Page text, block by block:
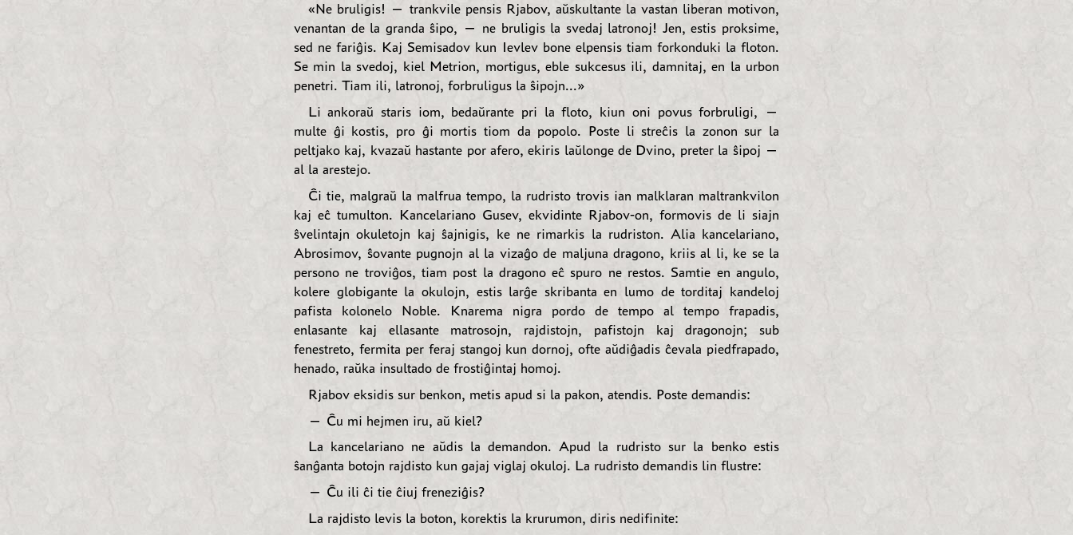
«Ne bruligis! — trankvile pensis Rjabov, aŭskultante la vastan liberan motivon,
venantan de la granda ŝipo, — ne bruligis la svedaj latronoj! Jen, estis proksime,
sed ne fariĝis. Kaj Semisadov kun Ievlev bone elpensis tiam forkonduki la floton.
Se min la svedoj, kiel Metrion, mortigus, eble sukcesus ili, damnitaj, en la urbon
penetri. Tiam ili, latronoj, forbruligus la ŝipojn...»
Li ankoraŭ staris iom, bedaŭrante pri la floto, kiun oni povus forbruligi, —
multe ĝi kostis, pro ĝi mortis tiom da popolo. Poste li streĉis la zonon sur la
peltjako kaj, kvazaŭ hastante por afero, ekiris laŭlonge de Dvino, preter la ŝipoj —
al la arestejo.
Ĉi tie, malgraŭ la malfrua tempo, la rudristo trovis ian malklaran maltrankvilon
kaj eĉ tumulton. Kancelariano Gusev, ekvidinte Rjabov-on, formovis de li siajn
ŝvelintajn okuletojn kaj ŝajnigis, ke ne rimarkis la rudriston. Alia kancelariano,
Abrosimov, ŝovante pugnojn al la vizaĝo de maljuna dragono, kriis al li, ke se la
persono ne troviĝos, tiam post la dragono eĉ spuro ne restos. Samtie en angulo,
kolere globigante la okulojn, estis larĝe skribanta en lumo de torditaj kandeloj
pafista kolonelo Noble. Knarema nigra pordo de tempo al tempo frapadis,
enlasante kaj ellasante matrosojn, rajdistojn, pafistojn kaj dragonojn; sub
fenestreto, fermita per feraj stangoj kun dornoj, ofte aŭdiĝadis ĉevala piedfrapado,
henado, raŭka insultado de frostiĝintaj homoj.
Rjabov eksidis sur benkon, metis apud si la pakon, atendis. Poste demandis:
— Ĉu mi hejmen iru, aŭ kiel?
La kancelariano ne aŭdis la demandon. Apud la rudristo sur la benko estis
ŝanĝanta botojn rajdisto kun gajaj viglaj okuloj. La rudristo demandis lin flustre:
— Ĉu ili ĉi tie ĉiuj freneziĝis?
La rajdisto levis la boton, korektis la krurumon, diris nedifinite: